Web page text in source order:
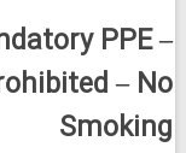
PPE –
– No
Smoking